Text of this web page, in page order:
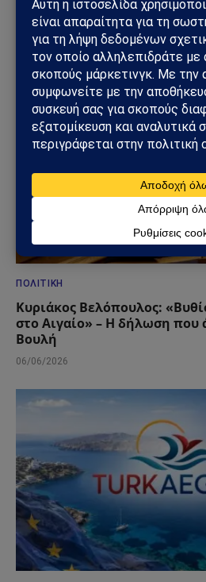
Τραμπ για το Ιράν – Ρήγμα
ΗΠΑ
23/06/2026
ΠΟΛΙΤΙΚΉ
Κυριάκος Βελόπουλος:
στο Αιγαίο» – Η δήλωση που
Βουλή
06/06/2026